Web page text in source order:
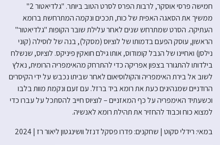
חמישה פרסי אוסקר, לרבות הפרס לסרט הטוב ביותר. "גלדיאטור 2"
ממשיך את הסאגה האפית של כוח, תככים ונקמה המתרחשת ברומא
העתיקה. הסרט שמתרחש שנים לאחר עלילת שובר הקופות "גלדיאטור"
הראשון, עוסק הפעם בדמותו של לוציוס (מסקל), בנה של לוסילה (קוני
נילסן) ואחיינו של הנבל קומודוס, אותו גילם חואקין פיניקס. לוציוס, שנשלח
בילדותו להתגורר בצפון אפריקה כדי להתרחק מהאימפריה הרומית, נאלץ
לשוב אל בירת האימפריה והקולוסיאום לאחר שביתו נכבש על ידי הקיסרים
הרודניים שמנהיגים כעת את רומא ביד ברזל. עם זעם ונקמת מוות בלבו
וכשעתיד האימפריה על כף המאזניים – לוציוס חייב להסתכל על עברו כדי
למצוא כוח וכבוד להחזיר את תהילת רומא לאנשיה.
במאי: רידלי סקוט | שחקנים: פדרו פסקל דנזל וושינגטון ליאור רז | 2024